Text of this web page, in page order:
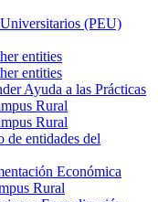
(PEU)
entities
entities
Ayuda a las Prácticas
Rural
Rural
de entidades del
Económica
Rural